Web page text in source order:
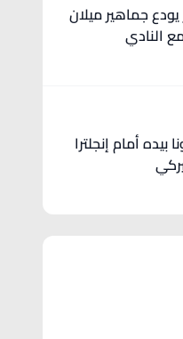
يودع جماهير ميلان
النادي
أمام إنجلترا